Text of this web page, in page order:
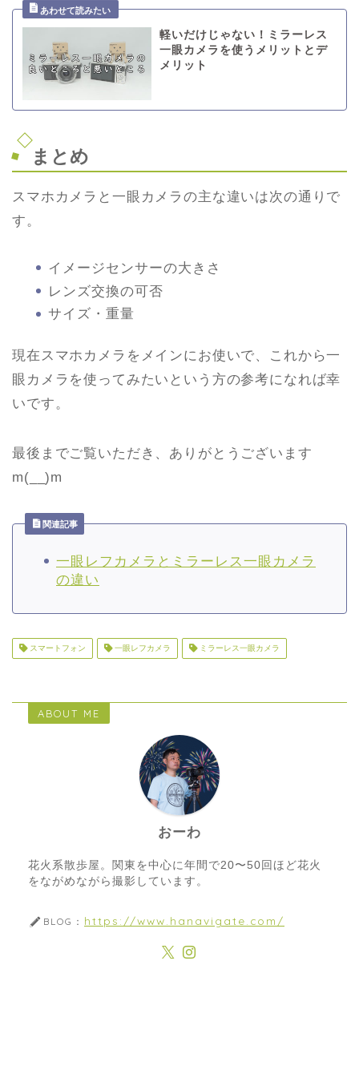
軽いだけじゃない！ミラーレス
一眼カメラを使うメリットとデ
メリット
まとめ
スマホカメラと一眼カメラの主な違いは次の通りで
す。
イメージセンサーの大きさ
レンズ交換の可否
サイズ・重量
現在スマホカメラをメインにお使いで、これから一
眼カメラを使ってみたいという方の参考になれば幸
いです。
最後までご覧いただき、ありがとうございます
m(__)m
関連記事
一眼レフカメラとミラーレス一眼カメラ
の違い
スマートフォン 一眼レフカメラ ミラーレス一眼カメラ
ABOUT ME
おーわ
花火系散歩屋。関東を中心に年間で20〜50回ほど花火
をながめながら撮影しています。
BLOG： https://www.hanavigate.com/